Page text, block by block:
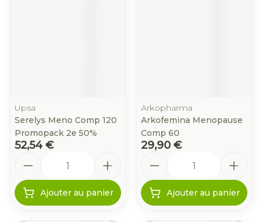
Upsa
Serelys Meno Comp 120
Promopack 2e 50%
52,54 €
Ajouter au panier
Arkopharma
Arkofemina Menopause
Comp 60
29,90 €
Ajouter au panier